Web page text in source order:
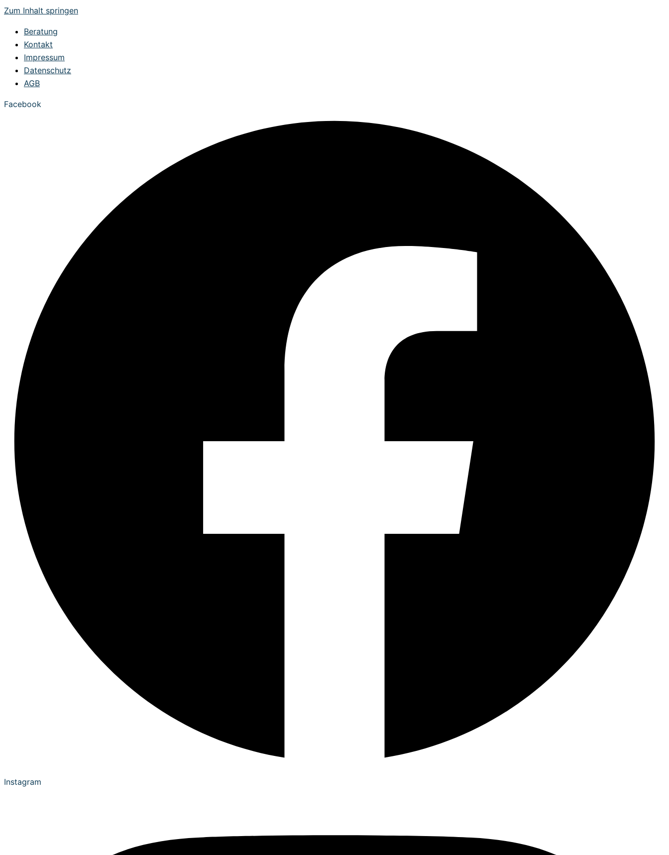
Zum Inhalt springen
Beratung
Kontakt
Impressum
Datenschutz
AGB
Facebook
Instagram